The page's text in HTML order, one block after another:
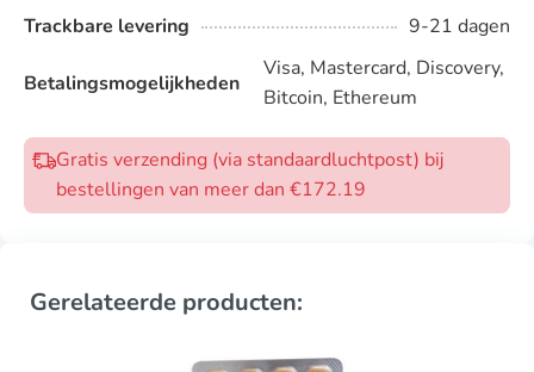
Trackbare levering 9-21 dagen
Betalingsmogelijkheden
Visa, Mastercard, Discovery,
Bitcoin, Ethereum
Gratis verzending (via standaardluchtpost) bij
bestellingen van meer dan €172.19
Gerelateerde producten: